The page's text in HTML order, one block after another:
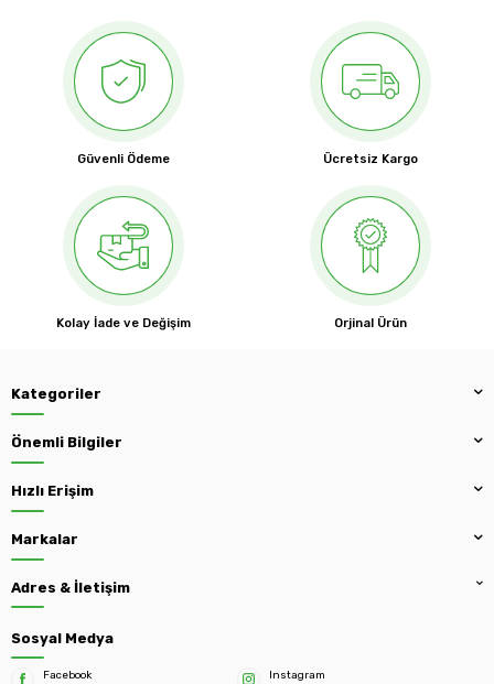
Güvenli Ödeme Ücretsiz Kargo
Kolay İade ve Değişim Orjinal Ürün
Kategoriler
Önemli Bilgiler
Hızlı Erişim
Markalar
Adres & İletişim
Sosyal Medya
Facebook Instagram